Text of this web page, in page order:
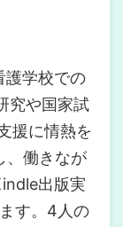
護学校での
究や国家試
援に情熱を
、働きなが
出版実
す。4人の